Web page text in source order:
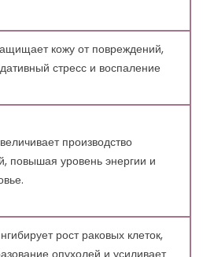
кожу от повреждений,
стресс и воспаление
производство
повышая уровень энергии и
рост раковых клеток,